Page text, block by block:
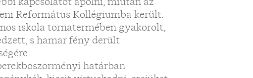
Református Kollégiumba került.
iskola tornatermében gyakorolt,
s hamar fény derült
határban